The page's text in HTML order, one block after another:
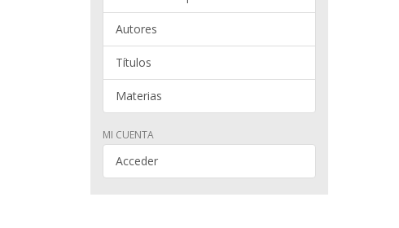
Autores
Títulos
Materias
MI CUENTA
Acceder